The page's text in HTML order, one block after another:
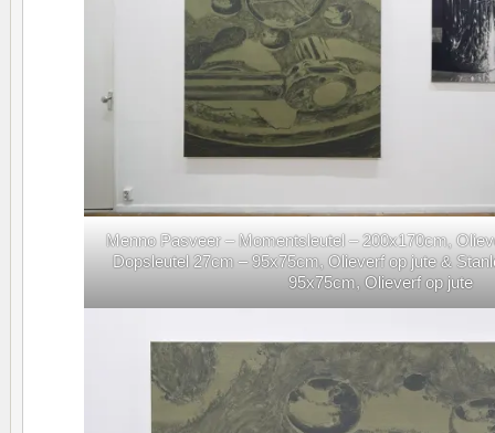
Menno Pasveer – Momentsleutel – 200x170cm,
Dopsleutel 27cm – 95x75cm, Olieverf op jute &
95x75cm, Olieverf op jute